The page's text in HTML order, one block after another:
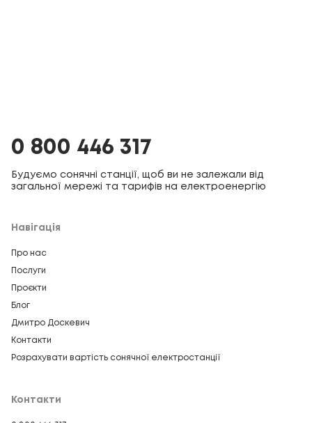
0 800 446 317
Будуємо сонячні станції, щоб ви не залежали від
загальної мережі та тарифів на електроенергію
Навігація
Про нас
Послуги
Проєкти
Блог
Дмитро Доскевич
Контакти
Розрахувати вартість сонячної електростанції
Контакти